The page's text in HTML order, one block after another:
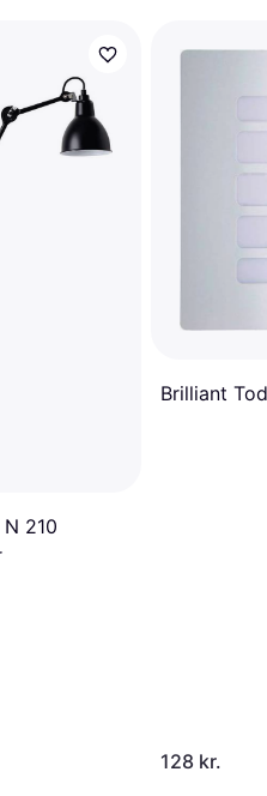
210
Brilliant
128 kr.